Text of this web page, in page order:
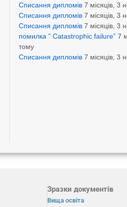
Списання дипломів 7 місяців, 3
Списання дипломів 7 місяців, 3
Списання дипломів 7 місяців, 3
помилка ” Catastrophic failure” 7
тому
Списання дипломів 7 місяців, 3
Зразки документів
Вища освіта